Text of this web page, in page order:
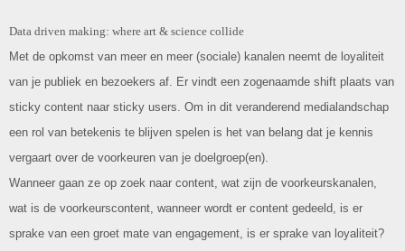
Data driven making: where art & science collide
Met de opkomst van meer en meer (sociale) kanalen neemt de loyaliteit
van je publiek en bezoekers af. Er vindt een zogenaamde shift plaats van
sticky content naar sticky users. Om in dit veranderend medialandschap
een rol van betekenis te blijven spelen is het van belang dat je kennis
vergaart over de voorkeuren van je doelgroep(en).
Wanneer gaan ze op zoek naar content, wat zijn de voorkeurskanalen,
wat is de voorkeurscontent, wanneer wordt er content gedeeld, is er
sprake van een groet mate van engagement, is er sprake van loyaliteit?